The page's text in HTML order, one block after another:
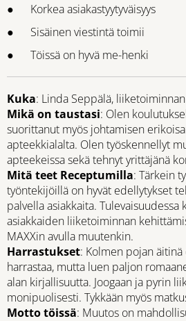
● Korkea asiakastyytyväisyys
● Sisäinen viestintä toimii
● Töissä on hyvä me-henki
Kuka: Linda Seppälä,
Mikä on taustasi: Olen
suorittanut myös johtamisen
apteekkialalta. Olen työskennellyt
apteekeissa sekä tehnyt yrittäjänä
Mitä teet Receptumilla: Tärkein
työntekijöillä on hyvät edellytykset
palvella asiakkaita. Tulevaisuudessa
asiakkaiden liiketoiminnan
MAXXin avulla muutenkin.
Harrastukset: Kolmen pojan
harrastaa, mutta luen paljon
alan kirjallisuutta. Joogaan ja pyrin
monipuolisesti. Tykkään myös
Motto töissä: Muutos on